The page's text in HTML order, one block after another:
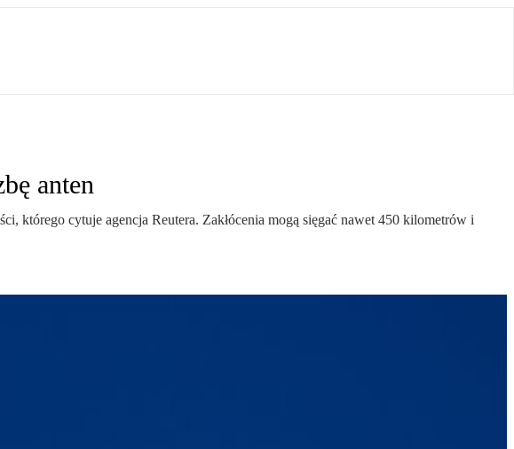
anten
którego cytuje agencja Reutera. Zakłócenia mogą sięgać nawet 450 kilometrów i